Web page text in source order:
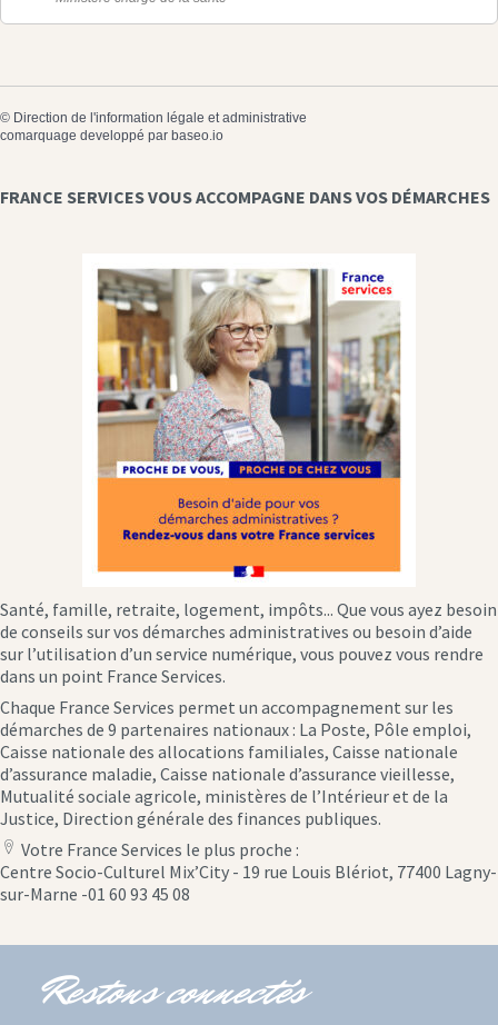
© Direction de l'information légale et administrative
comarquage developpé par baseo.io
FRANCE SERVICES VOUS ACCOMPAGNE DANS VOS DÉMARCHES
Santé, famille, retraite, logement, impôts... Que vous ayez besoin
de conseils sur vos démarches administratives ou besoin d’aide
sur l’utilisation d’un service numérique, vous pouvez vous rendre
dans un point France Services.
Chaque France Services permet un accompagnement sur les
démarches de 9 partenaires nationaux : La Poste, Pôle emploi,
Caisse nationale des allocations familiales, Caisse nationale
d’assurance maladie, Caisse nationale d’assurance vieillesse,
Mutualité sociale agricole, ministères de l’Intérieur et de la
Justice, Direction générale des finances publiques.
location
icon
Votre France Services le plus proche :
Centre Socio-Culturel Mix’City - 19 rue Louis Blériot, 77400 Lagny-
sur-Marne -01 60 93 45 08
Restons connectés